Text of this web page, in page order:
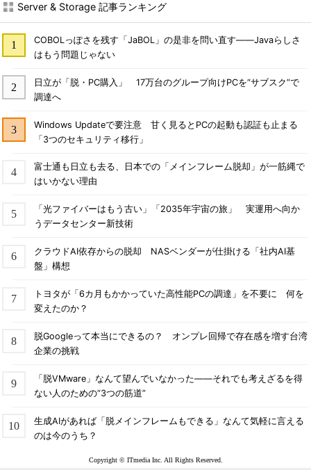
Server & Storage 記事ランキング
COBOLっぽさを残す「JaBOL」の是非を問い直す――Javaらしさ
はもう問題じゃない
日立が「脱・PC購入」 17万台のグループ向けPCを“サブスク”で
調達へ
Windows Updateで要注意 甘く見るとPCの起動も認証も止まる
「3つのセキュリティ移行」
富士通も日立も去る、日本での「メインフレーム脱却」が一筋縄で
はいかない理由
「光ファイバーはもう古い」「2035年宇宙の旅」 実運用へ向か
うデータセンター新技術
クラウドAI依存からの脱却 NASベンダーが仕掛ける「社内AI基
盤」構想
トヨタが「6カ月もかかっていた高性能PCの調達」を不要に 何を
変えたのか？
脱Googleって本当にできるの？ オンプレ回帰で存在感を増す台湾
企業の挑戦
「脱VMware」なんて望んでいなかった――それでも考えざるを得
ない人のための“3つの筋道”
生成AIがあれば「脱メインフレームもできる」なんて気軽に言える
のは今のうち？
Copyright © ITmedia Inc. All Rights Reserved.